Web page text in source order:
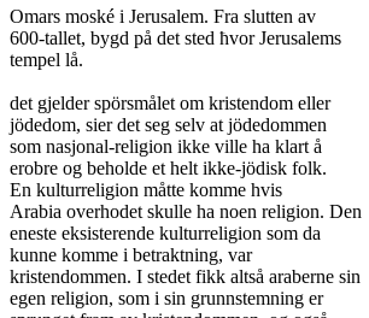
Omars moské i Jerusalem. Fra slutten av
600-tallet, bygd på det sted ħvor Jerusalems
tempel lå.
det gjelder spörsmålet om kristendom eller
jödedom, sier det seg selv at jödedommen
som nasjonal-religion ikke ville ha klart å
erobre og beholde et helt ikke-jödisk folk.
En kulturreligion måtte komme hvis
Arabia overhodet skulle ha noen religion. Den
eneste eksisterende kulturreligion som da
kunne komme i betraktning, var
kristendommen. I stedet fikk altså araberne sin
egen religion, som i sin grunnstemning er